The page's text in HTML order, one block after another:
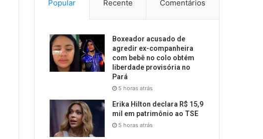
Popular Recente Comentários
Boxeador acusado de
agredir ex-companheira
com bebê no colo obtém
liberdade provisória no
Pará
5 horas atrás
Erika Hilton declara R$ 15,9
mil em patrimônio ao TSE
5 horas atrás